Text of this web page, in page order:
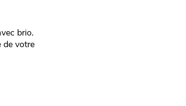
brio.
de votre